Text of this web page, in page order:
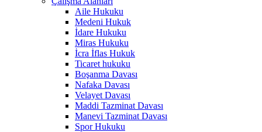
Aile Hukuku
Medeni Hukuk
İdare Hukuku
Miras Hukuku
İcra İflas Hukuk
Ticaret hukuku
Boşanma Davası
Nafaka Davası
Velayet Davası
Maddi Tazminat Davası
Manevi Tazminat Davası
Spor Hukuku